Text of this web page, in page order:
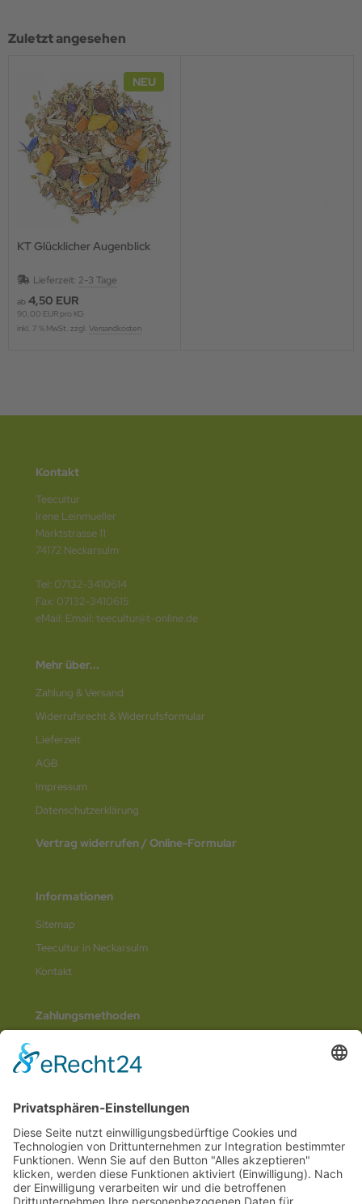
Zuletzt angesehen
NEU
KT Glücklicher Augenblick
Lieferzeit: 2-3 Tage
ab 4,50 EUR
90,00 EUR pro KG
inkl. 7 % MwSt. zzgl. Versandkosten
Kontakt
Teecultur
Irene Leinmueller
Marktstrasse 11
74172 Neckarsulm
Tel: 07132-3410614
Fax: 07132-3410615
eMail: Email: teecultur@t-online.de
Mehr über...
Zahlung & Versand
Widerrufsrecht & Widerrufsformular
Lieferzeit
AGB
Impressum
Datenschutz­erklärung
Vertrag widerrufen / Online-Formular
Informationen
Sitemap
Teecultur in Neckarsulm
Kontakt
Zahlungsmethoden
Social Media